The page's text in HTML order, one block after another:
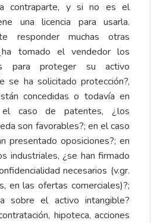
contraparte, y si no es el
una licencia para usarla.
responder muchas otras
tomado el vendedor los
para proteger su activo
se ha solicitado protección?,
concedidas o todavía en
el caso de patentes, ¿los
son favorables?; en el caso
presentado oposiciones?; en
industriales, ¿se han firmado
necesarios (v.gr.
en las ofertas comerciales)?;
sobre el activo intangible?
hipoteca, acciones